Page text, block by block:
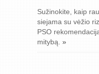
Sužinokite, kaip
siejama su vėžio
PSO
mitybą. »